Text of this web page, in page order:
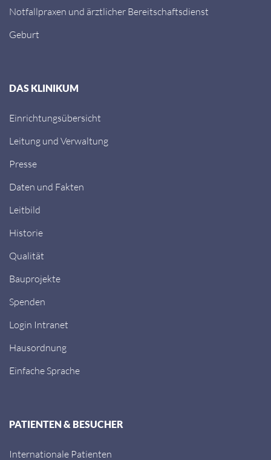
Notfallpraxen und ärztlicher Bereitschaftsdienst
Geburt
DAS KLINIKUM
Einrichtungsübersicht
Leitung und Verwaltung
Presse
Daten und Fakten
Leitbild
Historie
Qualität
Bauprojekte
Spenden
Login Intranet
Hausordnung
Einfache Sprache
PATIENTEN & BESUCHER
Internationale Patienten